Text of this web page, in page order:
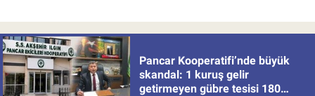
Pancar Kooperatifi’nde büyük
skandal: 1 kuruş gelir
getirmeyen gübre tesisi 180